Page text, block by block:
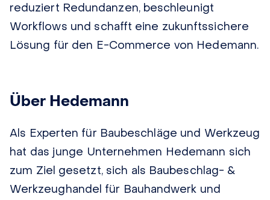
reduziert Redundanzen, beschleunigt
Workflows und schafft eine zukunftssichere
Lösung für den E-Commerce von Hedemann.
Über Hedemann
Als Experten für Baubeschläge und Werkzeug
hat das junge Unternehmen Hedemann sich
zum Ziel gesetzt, sich als Baubeschlag- &
Werkzeughandel für Bauhandwerk und